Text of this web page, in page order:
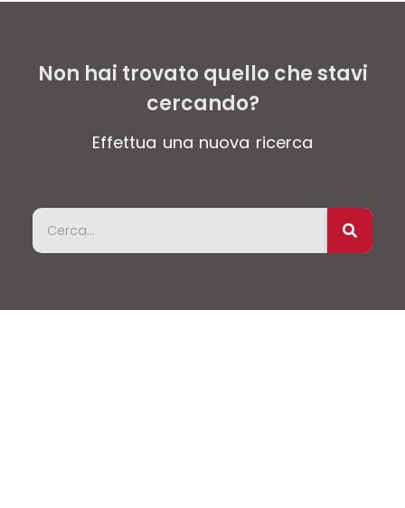
Non hai trovato quello che stavi
cercando?
Effettua una nuova ricerca